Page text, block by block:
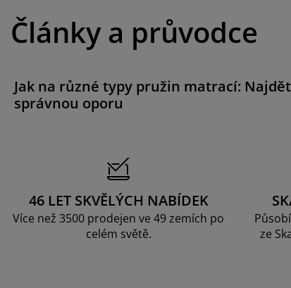
Články a průvodce
Jak na různé typy pružin matrací:
správnou oporu
46 LET SKVĚLÝCH NABÍDEK
Více než 3500 prodejen ve 49 zemích po
celém světě.
ze